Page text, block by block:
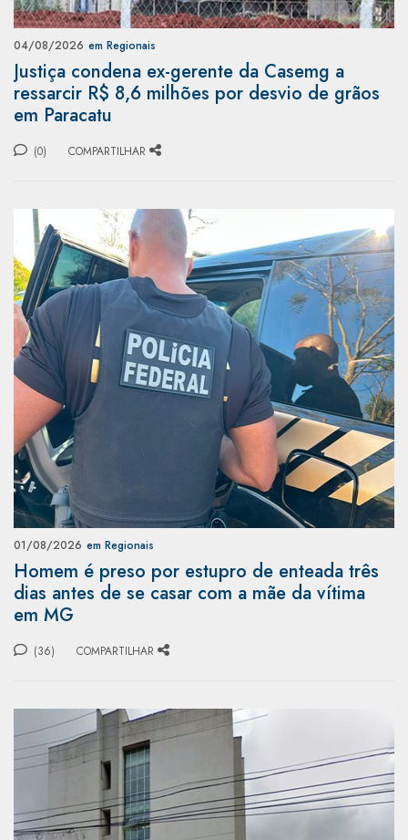
04/08/2026 em Regionais
Justiça condena ex-gerente da Casemg a
ressarcir R$ 8,6 milhões por desvio de grãos
em Paracatu
(0) COMPARTILHAR
01/08/2026 em Regionais
Homem é preso por estupro de enteada três
dias antes de se casar com a mãe da vítima
em MG
(36) COMPARTILHAR